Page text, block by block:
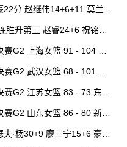
分 赵继伟14+6+11 莫兰德
升第三 赵睿24+6 祝铭震1
G2 上海女篮 91 - 104 四
G2 武汉女篮 68 - 101 山
G2 江苏女篮 83 - 73 东莞
G2 山东女篮 86 - 80 新疆
·杨30+9 廖三宁15+6 豪斯